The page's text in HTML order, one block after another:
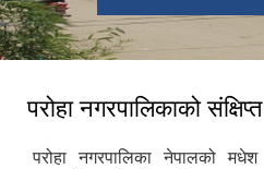
परोहा नगरपालिकाको
परोहा नगरपालिका नेपालको